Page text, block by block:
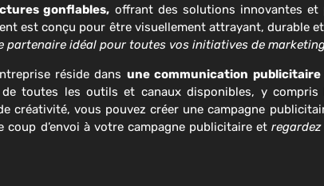
gonflables, offrant des solutions innovantes et
est conçu pour être visuellement attrayant, durable
partenaire idéal pour toutes vos initiatives de
réside dans une communication publicitaire
toutes les outils et canaux disponibles, y
créativité, vous pouvez créer une campagne
d’envoi à votre campagne publicitaire et